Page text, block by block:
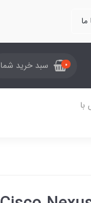
0 سبد خرید شما